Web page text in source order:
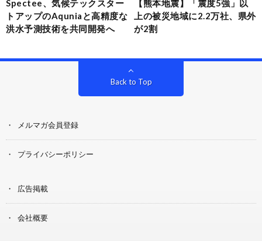
Spectee、気候テックスター
トアップのAquniaと高精度な
洪水予測技術を共同開発へ
【熊本地震】「震度5強」以
上の被災地域に2.2万社、県外
が2割
Back to Top
メルマガ会員登録
プライバシーポリシー
広告掲載
会社概要